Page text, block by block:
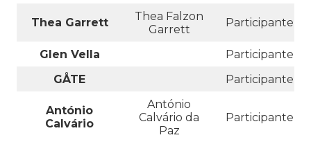
Thea Garrett
Thea Falzon
Garrett
Participante
Glen Vella
Participante
GÅTE
Participante
António
Calvário
António
Calvário da
Paz
Participante